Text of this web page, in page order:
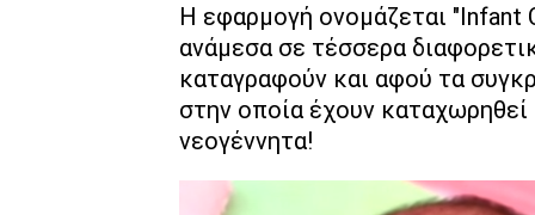
Η εφαρμογή ονομάζεται "Infant
ανάμεσα σε τέσσερα
καταγραφούν και αφού τα
στην οποία έχουν
νεογέννητα!